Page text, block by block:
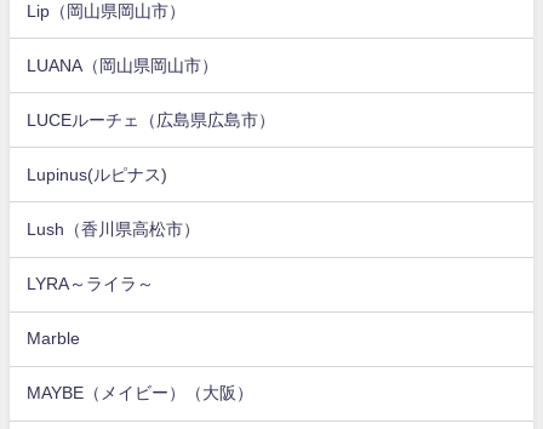
Lip（岡山県岡山市）
LUANA（岡山県岡山市）
LUCEルーチェ（広島県広島市）
Lupinus(ルピナス)
Lush（香川県高松市）
LYRA～ライラ～
Marble
MAYBE（メイビー）（大阪）